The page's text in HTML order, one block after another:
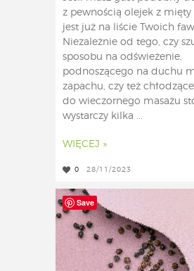
z pewnością olejek z mięty
jest już na liście Twoich
Niezależnie od tego, czy
sposobu na odświeżenie,
podnoszącego na duchu
zapachu, czy też
do wieczornego masażu
wystarczy kilka ...
WIĘCEJ »
0 28/11/2023
Save